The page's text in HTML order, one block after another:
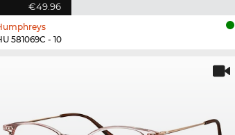
€49.96
581069C - 10